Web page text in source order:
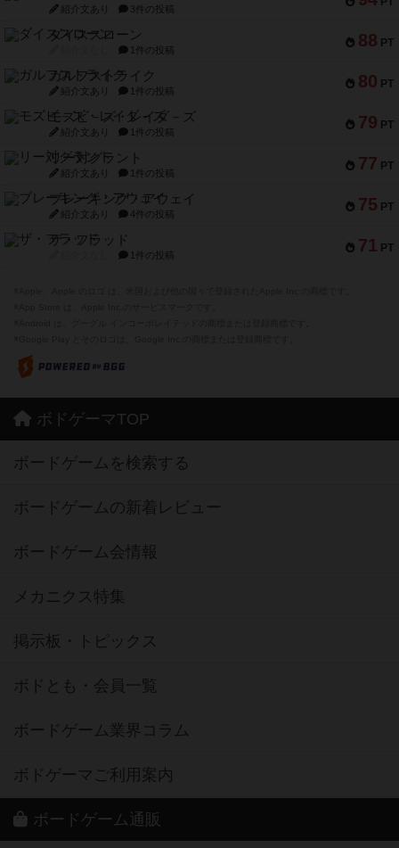
紹介文あり 3件の投稿
88 PT
ダイススローン
1件の投稿
80 PT
ガルフストライク
紹介文あり 1件の投稿
79 PT
モズビ－ズ・レイダ－ズ
紹介文あり 1件の投稿
77 PT
リー対グラント
紹介文あり 1件の投稿
75 PT
ブレーキング・アウェイ
紹介文あり 4件の投稿
71 PT
ザ・フラッド
1件の投稿
ボドゲーマTOP
ボードゲームを検索する
ボードゲームの新着レビュー
ボードゲーム会情報
メカニクス特集
掲示板・トピックス
ボドとも・会員一覧
ボードゲーム業界コラム
ボドゲーマご利用案内
ボードゲーム通販